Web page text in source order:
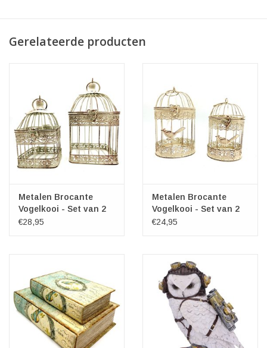
Gerelateerde producten
Metalen Brocante
Vogelkooi - Set van 2
€28,95
Metalen Brocante
Vogelkooi - Set van 2
(rond)
€24,95